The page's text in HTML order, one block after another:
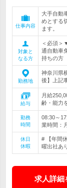
仕事内容
大手自動
めとする
ます。
対象と
なる方
＜必須
通自動車
持ちの方
勤務地
神奈川県
後】上記
給与
月給
齢・能力
勤務
時間
08:30～
業時間：
休日
休暇
# 【年間
曜出社あ
求人詳細